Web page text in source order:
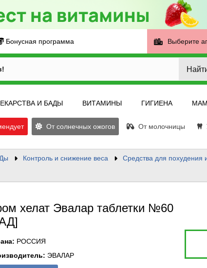
Бонусная программа Выберите
И БАДЫ ВИТАМИНЫ ГИГИЕНА
От солнечных ожогов От молочницы
Контроль и снижение веса
Средства для похудения
хелат Эвалар таблетки №60
: РОССИЯ
: ЭВАЛАР